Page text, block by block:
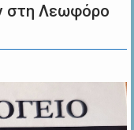
στη Λεωφόρο